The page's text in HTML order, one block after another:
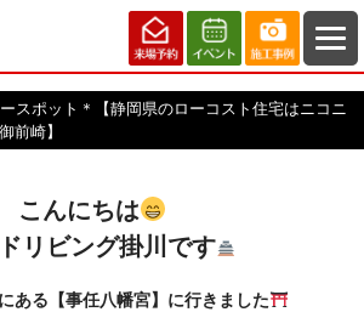
スポット＊【静岡県のローコスト住宅はニコニ
前崎】
こんにちは
リビング掛川です
ある【事任八幡宮】に行きました